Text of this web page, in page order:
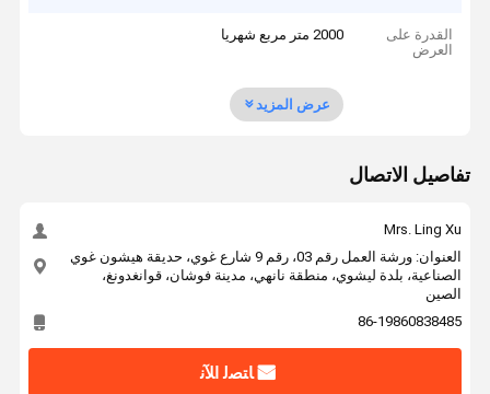
القدرة على
العرض
2000 متر مربع شهريا
عرض المزيد
تفاصيل الاتصال
Mrs. Ling Xu
العنوان: ورشة العمل رقم 03، رقم 9 شارع غوي، حديقة هيشون غوي
الصناعية، بلدة ليشوي، منطقة نانهي، مدينة فوشان، قوانغدونغ،
الصين
86-19860838485
ﺎﺘﺼﻟ ﺍﻶﻧ